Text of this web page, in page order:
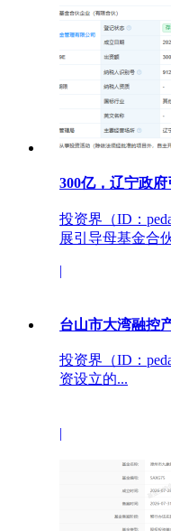
300亿，辽宁政
投资界（ID：
展引导母基金合
|
台山市大湾融控
投资界（ID：
资设立的...